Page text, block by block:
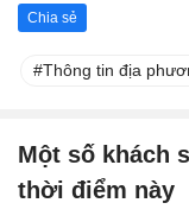
Chia sẻ
Thông tin địa
Một số khách
thời điểm này